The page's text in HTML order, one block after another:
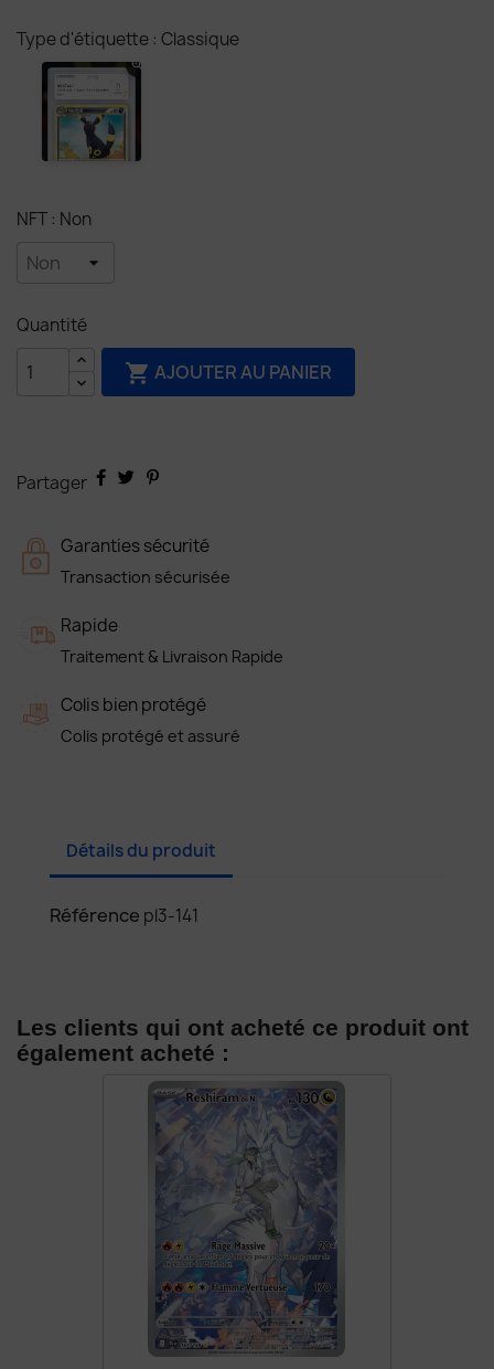
Type d'étiquette : Classique
NFT : Non
Quantité
 AJOUTER AU PANIER
Partager
Garanties sécurité
Transaction sécurisée
Rapide
Traitement & Livraison Rapide
Colis bien protégé
Colis protégé et assuré
Détails du produit
Référence pl3-141
Les clients qui ont acheté ce produit ont
également acheté :